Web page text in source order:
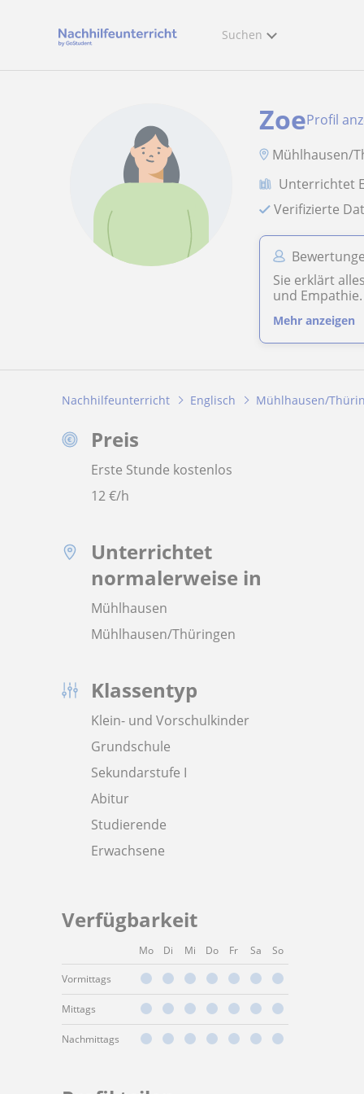
Suchen
ZoeProfil
Mühlhausen/
Unterrichtet
Verifizierte
Sie erklärt
und
Mehr anzeigen
Nachhilfeunterricht Englisch Mühlhausen/
Preis
Erste Stunde kostenlos
12€/h
Unterrichtet
normalerweise in
Mühlhausen
Mühlhausen/Thüringen
Klassentyp
Klein- und Vorschulkinder
Grundschule
Sekundarstufe I
Abitur
Studierende
Erwachsene
Verfügbarkeit
Mo Di Mi Do Fr Sa So
Vormittags
Mittags
Nachmittags